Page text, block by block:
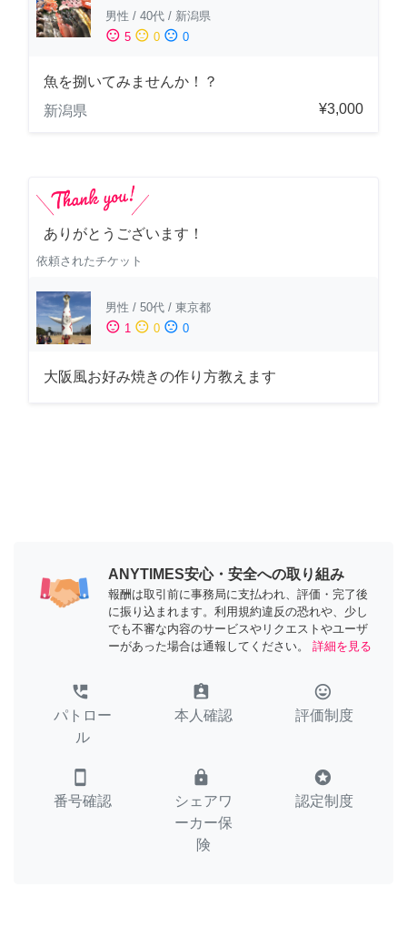
男性 / 40代 / 新潟県
sentiment_satisfied 5 sentiment_neutral 0 sentiment_dissatisfied 0
魚を捌いてみませんか！？
新潟県
¥3,000
ありがとうございます！
依頼されたチケット
男性 / 50代 / 東京都
sentiment_satisfied 1 sentiment_neutral 0 sentiment_dissatisfied 0
大阪風お好み焼きの作り方教えます
ANYTIMES安心・安全への取り組み
報酬は取引前に事務局に支払われ、評価・完了後
に振り込まれます。利用規約違反の恐れや、少し
でも不審な内容のサービスやリクエストやユーザ
ーがあった場合は通報してください。
詳細を見る
perm_phone_msg
パトロー
ル
assignment_ind
本人確認
tag_faces
評価制度
smartphone
番号確認
lock
シェアワ
ーカー保
険
stars
認定制度